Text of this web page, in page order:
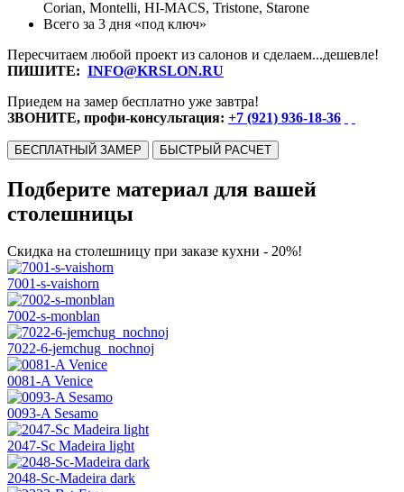
Corian, Montelli, HI-MACS, Tristone, Starone
Всего за 3 дня «под ключ»
Пересчитаем любой проект из салонов и сделаем...дешевле!
ПИШИТЕ: INFO@KRSLON.RU
Приедем на замер бесплатно уже завтра!
ЗВОНИТЕ, профи-консультация: +7 (921) 936-18-36
БЕСПЛАТНЫЙ ЗАМЕР БЫСТРЫЙ РАСЧЕТ
Подберите материал для вашей
столешницы
Скидка на столешницу при заказе кухни - 20%!
7001-s-vaishorn
7002-s-monblan
7022-6-jemchug_nochnoj
0081-A Venice
0093-A Sesamo
2047-Sc Madeira light
2048-Sc-Madeira dark